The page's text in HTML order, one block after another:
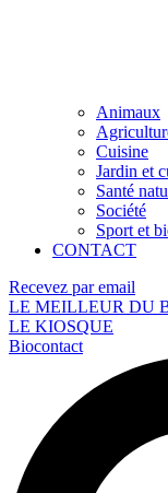
Animaux
Cuisine
Jardin et
Santé
Société
Sport et
CONTACT
Recevez par email
LE MEILLEUR DU
LE KIOSQUE
Biocontact